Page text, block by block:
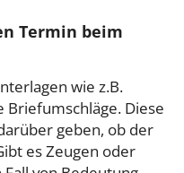
Termin beim
wie z.B.
Diese
geben, ob der
es Zeugen oder